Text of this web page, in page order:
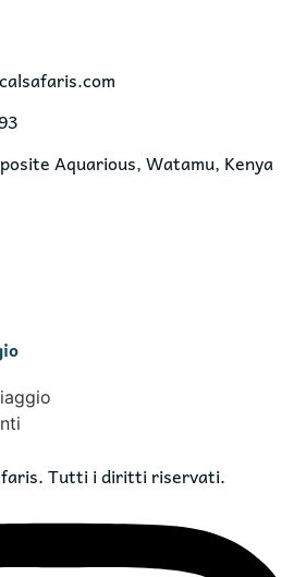
Aquarious, Watamu, Kenya
Tutti i diritti riservati.